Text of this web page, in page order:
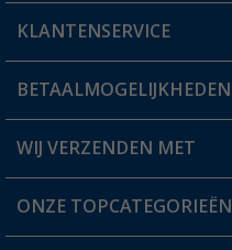
Mijn account
Status bestelling
Verlanglijstje
KLANTENSERVICE
FAQ & Contact
Verzendinformatie
Catalogus
BETAALMOGELIJKHEDEN
WIJ VERZENDEN MET
ONZE TOPCATEGORIEËN